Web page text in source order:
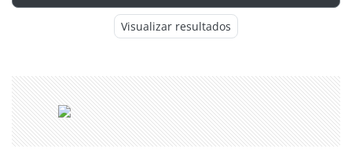
Visualizar resultados